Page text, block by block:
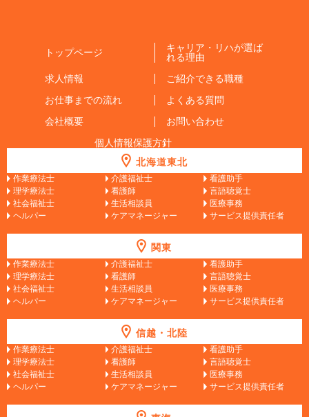
トップページ
キャリア・リハが選ば
れる理由
求人情報
ご紹介できる職種
お仕事までの流れ
よくある質問
会社概要
お問い合わせ
個人情報保護方針
北海道東北
作業療法士 介護福祉士
看護助手
理学療法士
看護師
言語聴覚士
社会福祉士
生活相談員
医療事務
ヘルパー
ケアマネージャー サービス提供責任者
関東
作業療法士 介護福祉士
看護助手
理学療法士
看護師
言語聴覚士
社会福祉士
生活相談員
医療事務
ヘルパー
ケアマネージャー サービス提供責任者
信越・北陸
作業療法士 介護福祉士
看護助手
理学療法士
看護師
言語聴覚士
社会福祉士
生活相談員
医療事務
ヘルパー
ケアマネージャー サービス提供責任者